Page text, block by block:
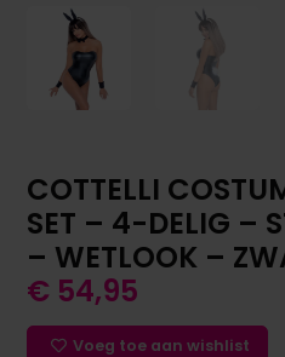
COTTELLI
SET – 4-DELIG –
– WETLOOK –
€ 54,95
Voeg toe aan wishlist